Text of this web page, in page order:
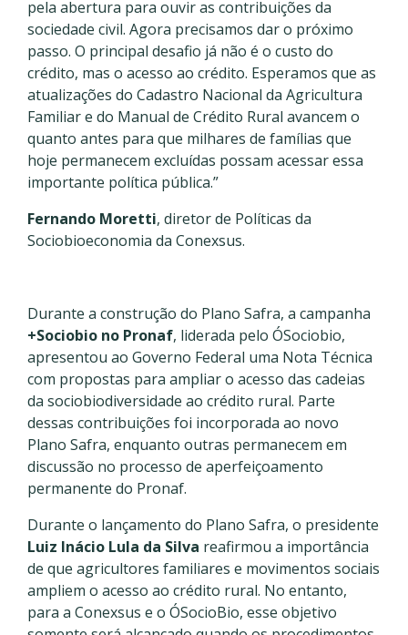
pela abertura para ouvir as contribuições da
sociedade civil. Agora precisamos dar o próximo
passo. O principal desafio já não é o custo do
crédito, mas o acesso ao crédito. Esperamos que as
atualizações do Cadastro Nacional da Agricultura
Familiar e do Manual de Crédito Rural avancem o
quanto antes para que milhares de famílias que
hoje permanecem excluídas possam acessar essa
importante política pública.”
Fernando Moretti, diretor de Políticas da
Sociobioeconomia da Conexsus.
Durante a construção do Plano Safra, a campanha
+Sociobio no Pronaf, liderada pelo ÓSociobio,
apresentou ao Governo Federal uma Nota Técnica
com propostas para ampliar o acesso das cadeias
da sociobiodiversidade ao crédito rural. Parte
dessas contribuições foi incorporada ao novo
Plano Safra, enquanto outras permanecem em
discussão no processo de aperfeiçoamento
permanente do Pronaf.
Durante o lançamento do Plano Safra, o presidente
Luiz Inácio Lula da Silva reafirmou a importância
de que agricultores familiares e movimentos sociais
ampliem o acesso ao crédito rural. No entanto,
para a Conexsus e o ÓSocioBio, esse objetivo